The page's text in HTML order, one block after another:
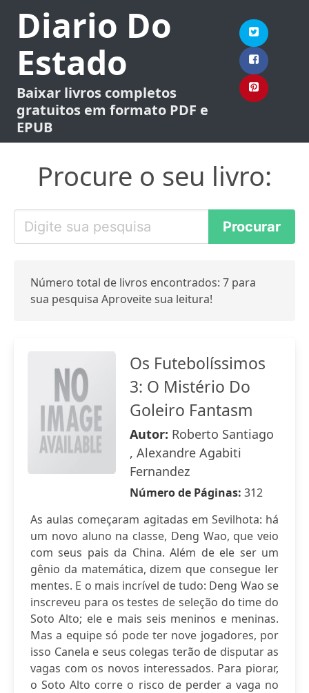
Diario Do
Estado
Baixar livros completos
gratuitos em formato PDF e
EPUB
Procure o seu livro:
Número total de livros encontrados: 7 para
sua pesquisa Aproveite sua leitura!
Os Futebolíssimos
3: O Mistério Do
Goleiro Fantasm
Autor: Roberto Santiago
, Alexandre Agabiti
Fernandez
Número de Páginas: 312
As aulas começaram agitadas em Sevilhota: há
um novo aluno na classe, Deng Wao, que veio
com seus pais da China. Além de ele ser um
gênio da matemática, dizem que consegue ler
mentes. E o mais incrível de tudo: Deng Wao se
inscreveu para os testes de seleção do time do
Soto Alto; ele e mais seis meninos e meninas.
Mas a equipe só pode ter nove jogadores, por
isso Canela e seus colegas terão de disputar as
vagas com os novos interessados. Para piorar,
o Soto Alto corre o risco de perder a vaga no